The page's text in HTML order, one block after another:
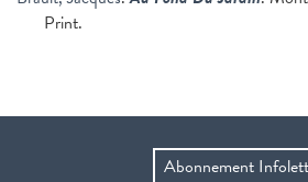
Print.
Abonnement